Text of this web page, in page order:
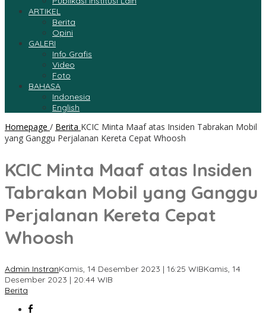
ARTIKEL
Berita
Opini
GALERI
Info Grafis
Video
Foto
BAHASA
Indonesia
English
Homepage / Berita KCIC Minta Maaf atas Insiden Tabrakan Mobil
yang Ganggu Perjalanan Kereta Cepat Whoosh
KCIC Minta Maaf atas Insiden
Tabrakan Mobil yang Ganggu
Perjalanan Kereta Cepat
Whoosh
Admin InstranKamis, 14 Desember 2023 | 16:25 WIBKamis, 14
Desember 2023 | 20:44 WIB
Berita